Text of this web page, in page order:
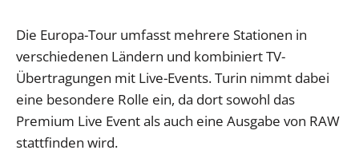
Die Europa-Tour umfasst mehrere Stationen in
verschiedenen Ländern und kombiniert TV-
Übertragungen mit Live-Events. Turin nimmt dabei
eine besondere Rolle ein, da dort sowohl das
Premium Live Event als auch eine Ausgabe von RAW
stattfinden wird.